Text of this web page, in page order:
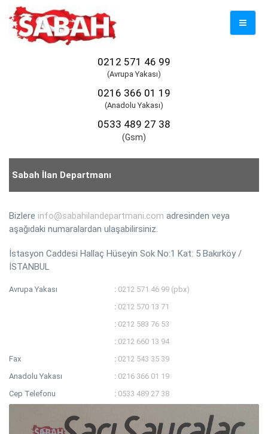
Mobil
0212 571 46 99
(Avrupa Yakası)
0216 366 01 19
(Anadolu Yakası)
0533 489 27 38
(Gsm)
Sabah İlan Departmanı
Bizlere info@sabahilandepartmani.com adresinden veya
aşağıdaki numaralardan ulaşabilirsiniz.
İstasyon Caddesi Hallaç Hüseyin Sok No:1 Kat: 5 Bakırköy /
İSTANBUL
Avrupa Yakası : 0212 571 46 99 (pbx)
: 0212 570 13 71
: 0212 583 76 53
: 0212 660 13 94
Fax
: 0212 543 35 39
Anadolu Yakası
: 0216 366 01 19
Cep Telefonu
: 0533 489 27 38